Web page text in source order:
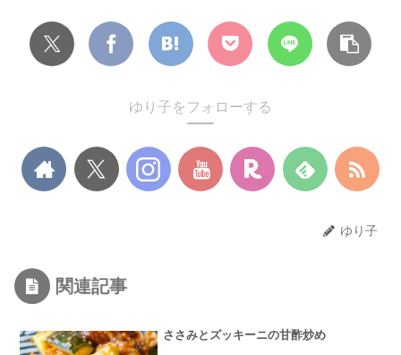
ゆり子をフォローする
ゆり子
関連記事
ささみとズッキーニの甘酢炒め